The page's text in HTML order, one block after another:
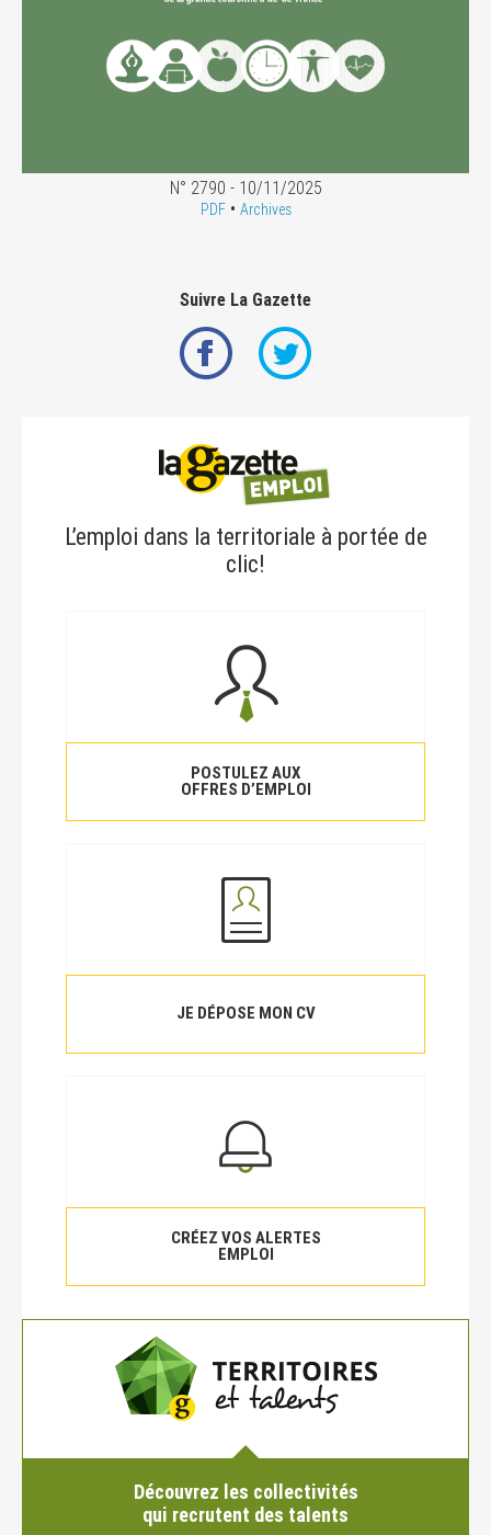
N° 2790 - 10/11/2025
PDF• Archives
Suivre La Gazette
L’emploi dans la territoriale à portée de
clic!
POSTULEZ AUX
OFFRES D’EMPLOI
JE DÉPOSE MON CV
CRÉEZ VOS ALERTES
EMPLOI
Découvrez les collectivités
qui recrutent des talents